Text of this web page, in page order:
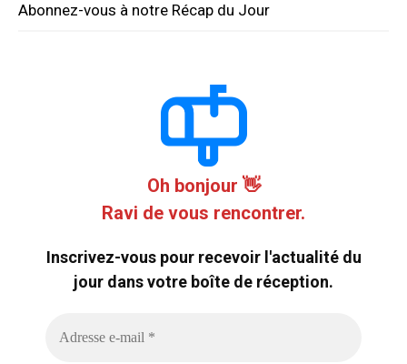
Abonnez-vous à notre Récap du Jour
Oh bonjour 👋
Ravi de vous rencontrer.
Inscrivez-vous pour recevoir l'actualité du
jour dans votre boîte de réception.